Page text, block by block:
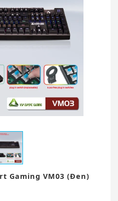
Gaming VM03 (Đen)